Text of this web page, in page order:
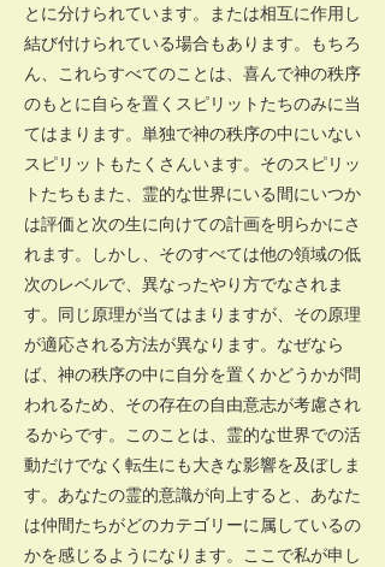
とに分けられています。または相互に作用し
結び付けられている場合もあります。もちろ
ん、これらすべてのことは、喜んで神の秩序
のもとに自らを置くスピリットたちのみに当
てはまります。単独で神の秩序の中にいない
スピリットもたくさんいます。そのスピリッ
トたちもまた、霊的な世界にいる間にいつか
は評価と次の生に向けての計画を明らかにさ
れます。しかし、そのすべては他の領域の低
次のレベルで、異なったやり方でなされま
す。同じ原理が当てはまりますが、その原理
が適応される方法が異なります。なぜなら
ば、神の秩序の中に自分を置くかどうかが問
われるため、その存在の自由意志が考慮され
るからです。このことは、霊的な世界での活
動だけでなく転生にも大きな影響を及ぼしま
す。あなたの霊的意識が向上すると、あなた
は仲間たちがどのカテゴリーに属しているの
かを感じるようになります。ここで私が申し